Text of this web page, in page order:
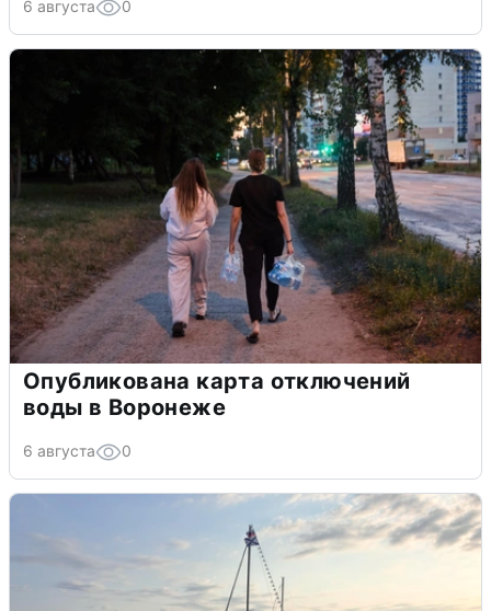
6 августа 0
Опубликована карта отключений
воды в Воронеже
6 августа 0